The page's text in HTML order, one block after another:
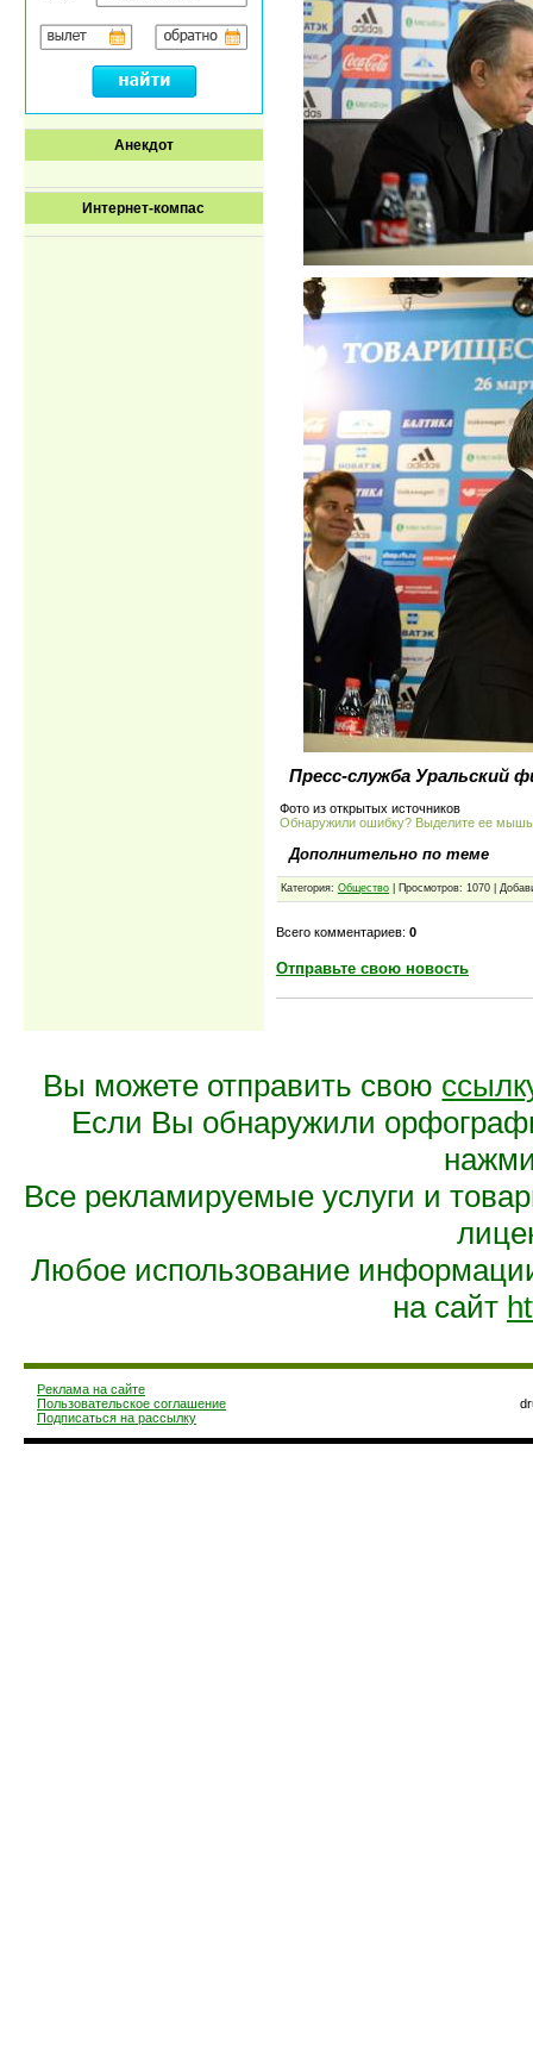
Анекдот
Интернет-компас
Пресс-служба Уральский
Фото из открытых источников
Обнаружили ошибку? Выделите ее
Дополнительно по теме
Категория: Общество | Просмотров: 1070 |
Всего комментариев: 0
Отправьте свою новость
Вы можете отправить свою
Если Вы обнаружили
Все рекламируемые услуги и
Любое использование
на сайт
Реклама на сайте
Пользовательское соглашение
Подписаться на рассылку